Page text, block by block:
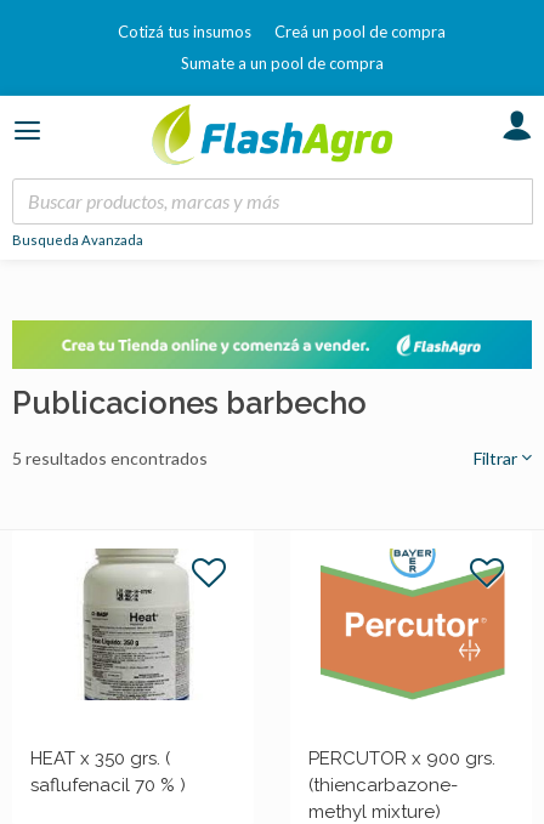
Cotizá tus insumos
Creá un pool de compra
Sumate a un pool de compra
Busqueda Avanzada
HEAT x 350 grs. (
saflufenacil 70 % )
PERCUTOR x 900 grs.
(thiencarbazone-
methyl mixture)
Publicaciones barbecho
5 resultados encontrados Filtrar